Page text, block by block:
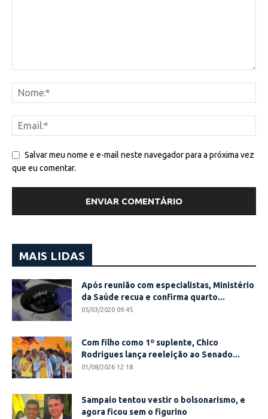
Salvar meu nome e e-mail neste navegador para a próxima vez
que eu comentar.
MAIS LIDAS
Após reunião com especialistas, Ministério
da Saúde recua e confirma quarto...
05/03/2020 09:45
Com filho como 1º suplente, Chico
Rodrigues lança reeleição ao Senado...
01/08/2026 12:18
Sampaio tentou vestir o bolsonarismo, e
agora ficou sem o figurino